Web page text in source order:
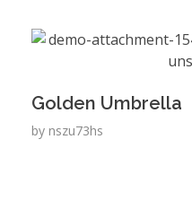
Golden Umbrella
by nszu73hs